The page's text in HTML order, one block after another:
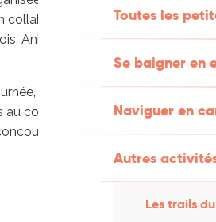
Toutes les
Se baigner en
Naviguer en
Autres
Les trails
collaboration avec Le
Animations, musique, bal et
snack saucisse frites
au concours de pétanque
en doublette Soir :